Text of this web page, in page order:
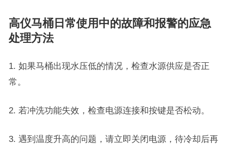
高仪马桶日常使用中的故障和报警的应急
处理方法
1. 如果马桶出现水压低的情况，检查水源供应是否正
常。
2. 若冲洗功能失效，检查电源连接和按键是否松动。
3. 遇到温度升高的问题，请立即关闭电源，待冷却后再